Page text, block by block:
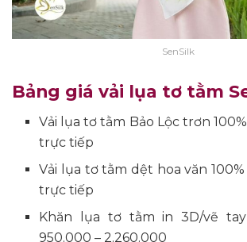
SenSilk
Bảng giá vải lụa tơ tằm
Vải lụa tơ tằm Bảo Lộc trơn
trực tiếp
Vải lụa tơ tằm dệt hoa văn
trực tiếp
Khăn lụa tơ tằm in 3D/vẽ
950.000 – 2.260.000